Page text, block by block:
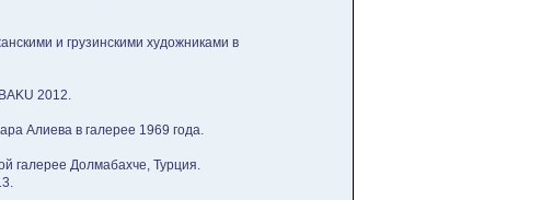
и грузинскими художниками в
2012.
Алиева в галерее 1969 года.
галерее Долмабахче, Турция.